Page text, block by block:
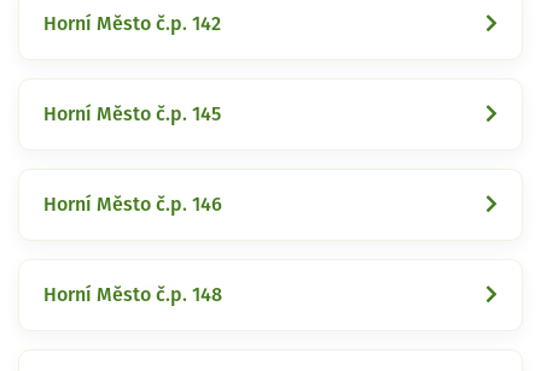
Horní Město č.p. 142
Horní Město č.p. 145
Horní Město č.p. 146
Horní Město č.p. 148